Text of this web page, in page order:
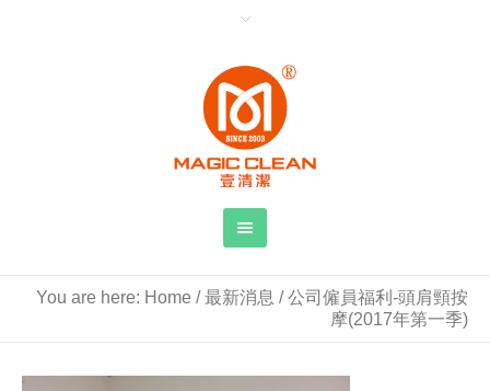
You are here: Home /最新消息 /公司僱員福利-頭肩頸按
摩(2017年第一季)